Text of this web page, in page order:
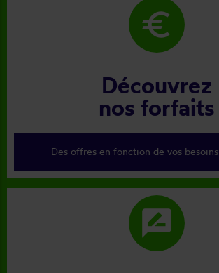
euro
Découvrez
nos forfaits
Des offres en fonction de vos besoins
rate_review